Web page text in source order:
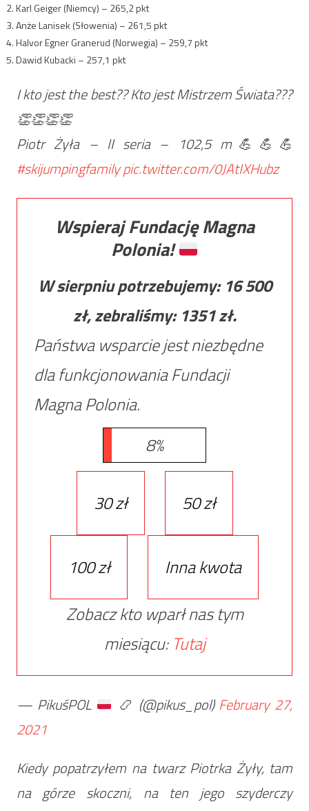
2. Karl Geiger (Niemcy) – 265,2 pkt
3. Anże Lanisek (Słowenia) – 261,5 pkt
4. Halvor Egner Granerud (Norwegia) – 259,7 pkt
5. Dawid Kubacki – 257,1 pkt
I kto jest the best?? Kto jest Mistrzem Świata???
👏👏👏👏
Piotr Żyła – II seria – 102,5 m💪💪💪
#skijumpingfamilypic.twitter.com/0JAtIXHubz
Wspieraj Fundację Magna
Polonia!
W sierpniu potrzebujemy: 16 500
zł, zebraliśmy: 1351zł.
Państwa wsparcie jest niezbędne
dla funkcjonowania Fundacji
Magna Polonia.
8%
30 zł 50 zł
100 zł
Inna kwota
Zobacz kto wparł nas tym
miesiącu: Tutaj
— PikuśPOL 📿 (@pikus_pol)February 27,
2021
Kiedy popatrzyłem na twarz Piotrka Żyły, tam
na górze skoczni, na ten jego szyderczy